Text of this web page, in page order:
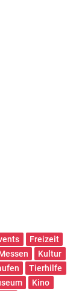
Freizeit
Kultur
Tierhilfe
Kino